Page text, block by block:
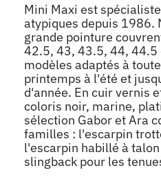
Mini Maxi est
atypiques depuis 1986.
grande pointure
42.5, 43, 43.5, 44, 44.5
modèles adaptés à
printemps à l'été et
d'année. En cuir vernis
coloris noir, marine,
sélection Gabor et Ara
familles : l'escarpin
l'escarpin habillé à
slingback pour les